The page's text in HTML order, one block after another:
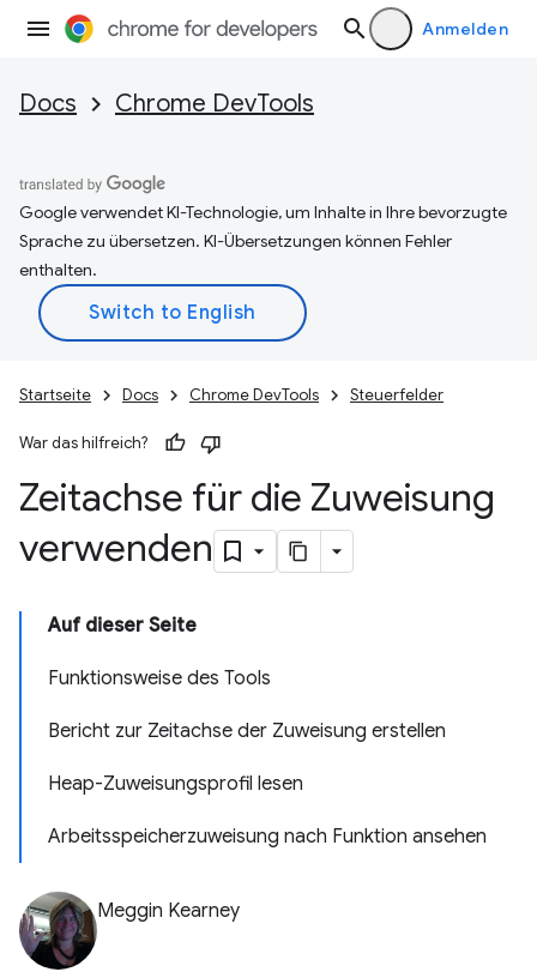
Anmelden
Docs Chrome DevTools
Google verwendet KI-Technologie, um Inhalte in Ihre bevorzugte
Sprache zu übersetzen. KI-Übersetzungen können Fehler
enthalten.
Startseite Docs Chrome DevTools Steuerfelder
War das hilfreich?
Zeitachse für die Zuweisung
verwenden
Auf dieser Seite
Funktionsweise des Tools
Bericht zur Zeitachse der Zuweisung erstellen
Heap-Zuweisungsprofil lesen
Arbeitsspeicherzuweisung nach Funktion ansehen
Meggin Kearney